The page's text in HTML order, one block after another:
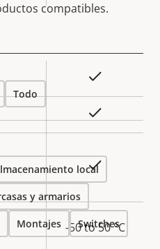
de
-50 to 50 °C
compatibles.
Todo
local
y armarios
Montajes Switches